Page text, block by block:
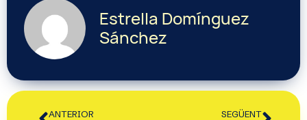
Estrella Domínguez
Sánchez
ANTERIOR SEGÜENT